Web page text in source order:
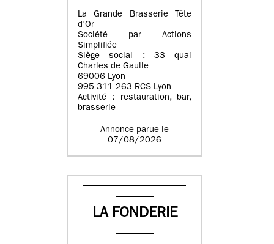
La Grande Brasserie Tête
d’Or
Société par Actions
Simplifiée
Siège social : 33 quai
Charles de Gaulle
69006 Lyon
995 311 263 RCS Lyon
Activité : restauration, bar,
brasserie
Annonce parue le
07/08/2026
LA FONDERIE